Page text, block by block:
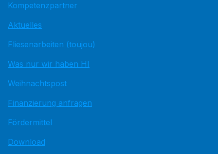
Kompetenzpartner
Aktuelles
Fliesenarbeiten (toujou)
Was nur wir haben HI
Weihnachtspost
Finanzierung anfragen
Fördermittel
Download